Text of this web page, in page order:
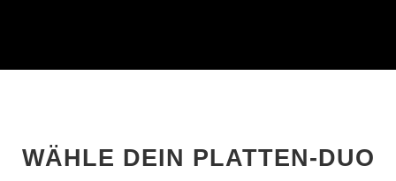
WÄHLE DEIN PLATTEN-DUO